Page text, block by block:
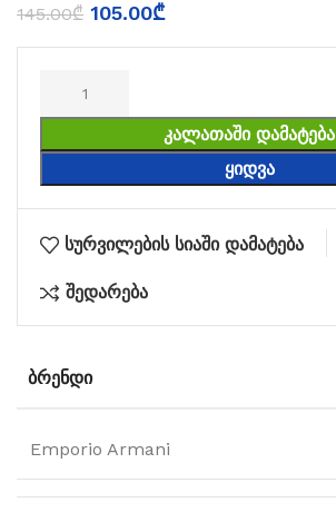
145.00₾ 105.00₾
ᲙᲐᲚᲐᲗᲐᲨᲘ ᲓᲐᲛᲐᲢᲔᲑᲐ
ᲧᲘᲓᲕᲐ
სურვილების სიაში დამატება
შედარება
ᲑᲠᲔᲜᲓᲘ
Emporio Armani